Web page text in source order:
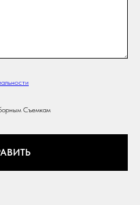
Съемкам